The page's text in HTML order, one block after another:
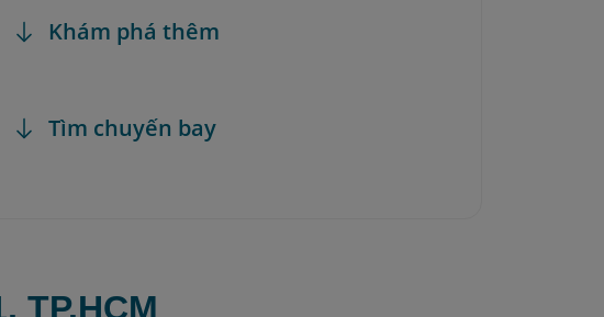
Khám phá thêm
Tìm chuyến bay
TP.HCM